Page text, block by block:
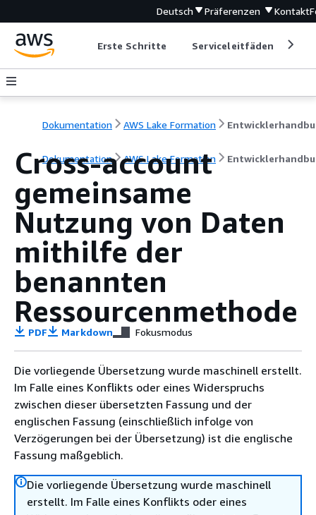
Deutsch Präferenzen Kontakt
Erste Schritte Serviceleitfäden
Dokumentation AWS Lake Formation
Dokumentation AWS Lake Formation
Cross-account
gemeinsame
Nutzung von Daten
mithilfe der
benannten
Ressourcenmethode
PDF Markdown Fokusmodus
Die vorliegende Übersetzung wurde maschinell erstellt.
Im Falle eines Konflikts oder eines Widerspruchs
zwischen dieser übersetzten Fassung und der
englischen Fassung (einschließlich infolge von
Verzögerungen bei der Übersetzung) ist die englische
Fassung maßgeblich.
Die vorliegende Übersetzung wurde maschinell
erstellt. Im Falle eines Konflikts oder eines